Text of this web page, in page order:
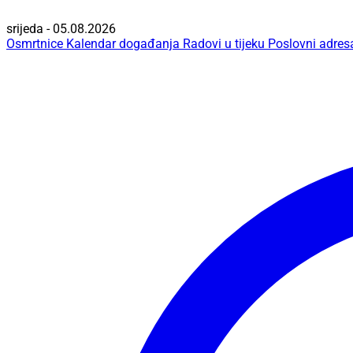
srijeda - 05.08.2026
Osmrtnice Kalendar događanja Radovi u tijeku Poslovni